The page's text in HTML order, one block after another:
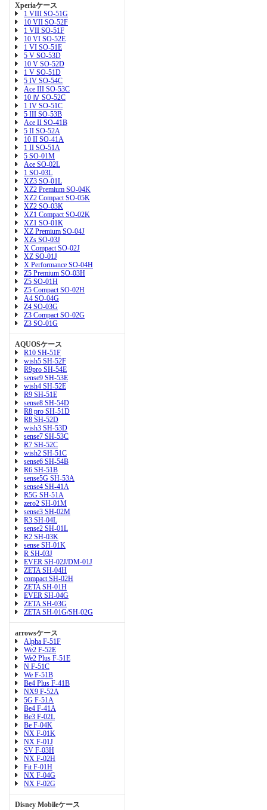
Xperiaケース
1 VIII SO-51G
10 VII SO-52F
1 VII SO-51F
10 VI SO-52E
1 VI SO-51E
5 V SO-53D
10 V SO-52D
1 V SO-51D
5 IV SO-54C
Ace III SO-53C
10 Ⅳ SO-52C
1 IV SO-51C
5 III SO-53B
Ace II SO-41B
5 II SO-52A
10 II SO-41A
1 II SO-51A
5 SO-01M
Ace SO-02L
1 SO-03L
XZ3 SO-01L
XZ2 Premium SO-04K
XZ2 Compact SO-05K
XZ2 SO-03K
XZ1 Compact SO-02K
XZ1 SO-01K
XZ Premium SO-04J
XZs SO-03J
X Compact SO-02J
XZ SO-01J
X Performance SO-04H
Z5 Premium SO-03H
Z5 SO-01H
Z5 Compact SO-02H
A4 SO-04G
Z4 SO-03G
Z3 Compact SO-02G
Z3 SO-01G
AQUOSケース
R10 SH-51F
wish5 SH-52F
R9pro SH-54E
sense9 SH-53E
wish4 SH-52E
R9 SH-51E
sense8 SH-54D
R8 pro SH-51D
R8 SH-52D
wish3 SH-53D
sense7 SH-53C
R7 SH-52C
wish2 SH-51C
sense6 SH-54B
R6 SH-51B
sense5G SH-53A
sense4 SH-41A
R5G SH-51A
zero2 SH-01M
sense3 SH-02M
R3 SH-04L
sense2 SH-01L
R2 SH-03K
sense SH-01K
R SH-03J
EVER SH-02J/DM-01J
ZETA SH-04H
compact SH-02H
ZETA SH-01H
EVER SH-04G
ZETA SH-03G
ZETA SH-01G/SH-02G
arrowsケース
Alpha F-51F
We2 F-52E
We2 Plus F-51E
N F-51C
We F-51B
Be4 Plus F-41B
NX9 F-52A
5G F-51A
Be4 F-41A
Be3 F-02L
Be F-04K
NX F-01K
NX F-01J
SV F-03H
NX F-02H
Fit F-01H
NX F-04G
NX F-02G
Disney Mobileケース